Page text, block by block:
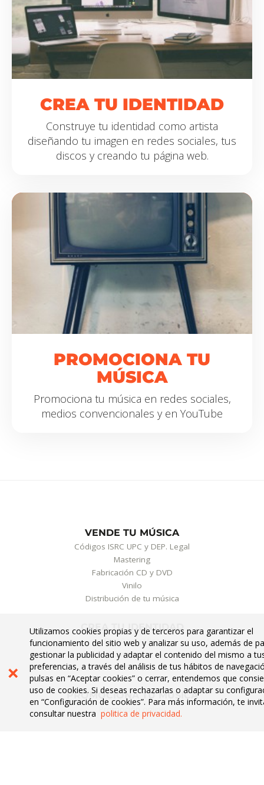
CREA TU IDENTIDAD
Construye tu identidad como artista
diseñando tu imagen en redes sociales, tus
discos y creando tu página web.
PROMOCIONA TU
MÚSICA
Promociona tu música en redes sociales,
medios convencionales y en YouTube
VENDE TU MÚSICA
Códigos ISRC UPC y DEP. Legal
Mastering
Fabricación CD y DVD
Vinilo
Distribución de tu música
CREA TU IDENTIDAD
Diseño Gráfico
Camisetas
Videoclips
PROMOCIONA TU MÚSICA
Promoción online
×
Utilizamos cookies propias y de terceros para garantizar el
funcionamiento del sitio web y analizar su uso, además de
gestionar la publicidad y adaptar el contenido del mismo a
preferencias, a través del análisis de tus hábitos de
pulsas en “Aceptar cookies” o cerrar, entendemos que
uso de cookies. Si deseas rechazarlas o adaptar su
en “Configuración de cookies”. Para más información, te
consultar nuestra politica de privacidad.